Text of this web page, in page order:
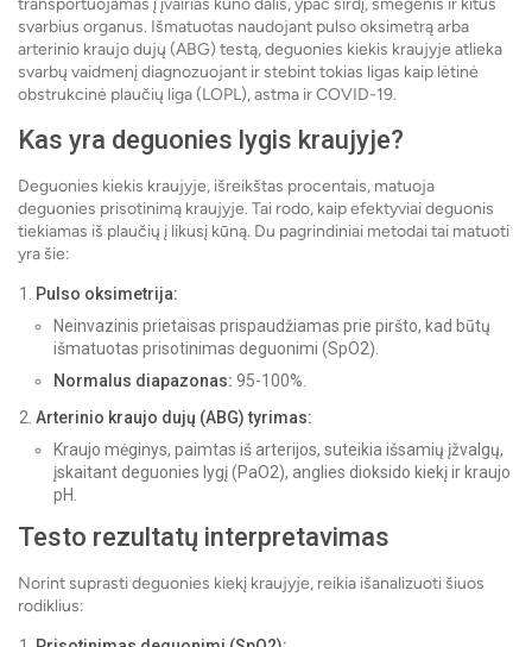
transportuojamas į įvairias kūno dalis, ypač širdį, smegenis ir kitus
svarbius organus. Išmatuotas naudojant pulso oksimetrą arba
arterinio kraujo dujų (ABG) testą, deguonies kiekis kraujyje atlieka
svarbų vaidmenį diagnozuojant ir stebint tokias ligas kaip lėtinė
obstrukcinė plaučių liga (LOPL), astma ir COVID-19.
Kas yra deguonies lygis kraujyje?
Deguonies kiekis kraujyje, išreikštas procentais, matuoja
deguonies prisotinimą kraujyje. Tai rodo, kaip efektyviai deguonis
tiekiamas iš plaučių į likusį kūną. Du pagrindiniai metodai tai matuoti
yra šie:
Pulso oksimetrija:
Neinvazinis prietaisas prispaudžiamas prie piršto, kad būtų
išmatuotas prisotinimas deguonimi (SpO2).
Normalus diapazonas: 95-100%.
Arterinio kraujo dujų (ABG) tyrimas:
Kraujo mėginys, paimtas iš arterijos, suteikia išsamių įžvalgų,
įskaitant deguonies lygį (PaO2), anglies dioksido kiekį ir kraujo
pH.
Testo rezultatų interpretavimas
Norint suprasti deguonies kiekį kraujyje, reikia išanalizuoti šiuos
rodiklius: